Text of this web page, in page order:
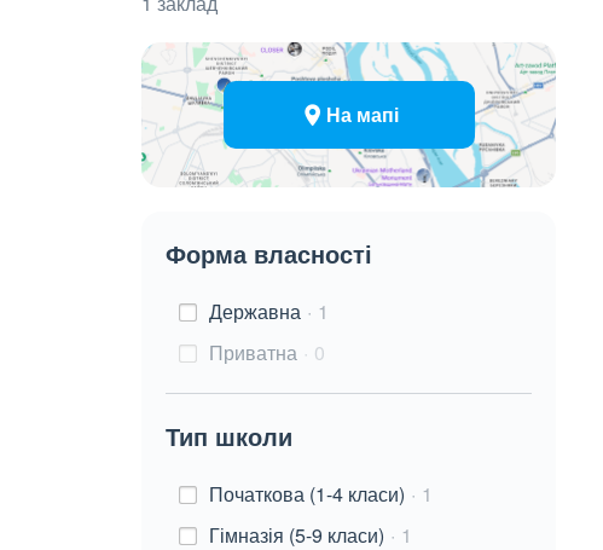
На мапі
Форма власності
Державна
1
Приватна
0
Тип школи
Початкова (1-4 класи)
1
Гімназія (5-9 класи)
1